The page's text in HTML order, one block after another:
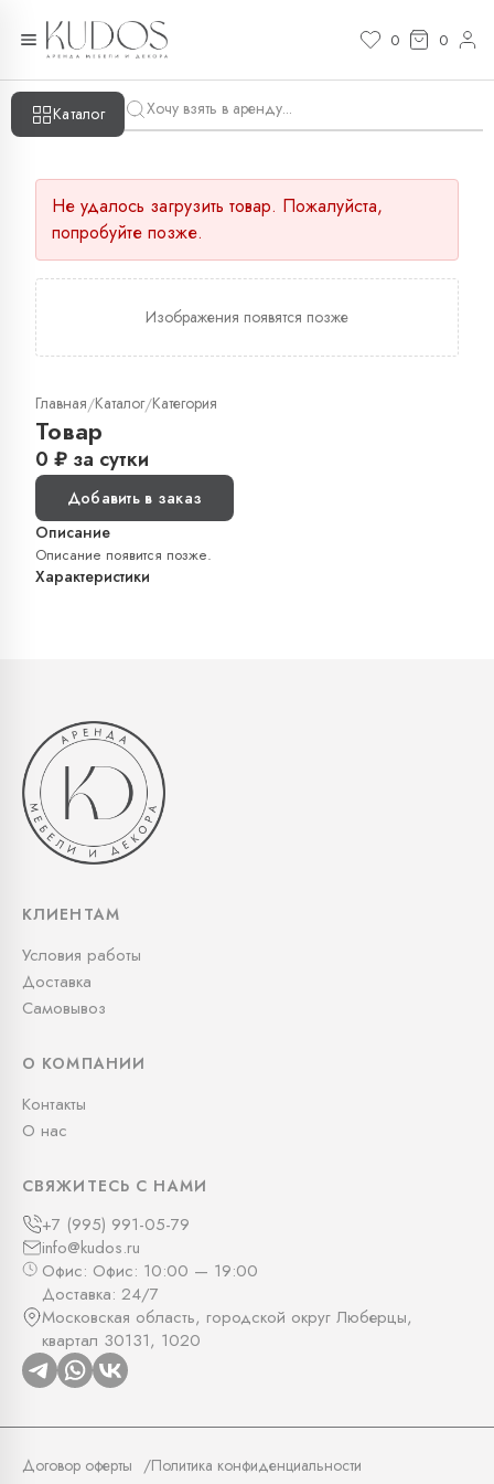
0 0
Каталог
Не удалось загрузить товар. Пожалуйста,
попробуйте позже.
Изображения появятся позже
Главная/Каталог/Категория
Товар
0 ₽ за сутки
Добавить в заказ
Описание
Описание появится позже.
Характеристики
КЛИЕНТАМ
Условия работы
Доставка
Самовывоз
О КОМПАНИИ
Контакты
О нас
СВЯЖИТЕСЬ С НАМИ
+7 (995) 991-05-79
info@kudos.ru
Офис: Офис: 10:00 — 19:00
Доставка: 24/7
Московская область, городской округ Люберцы,
квартал 30131, 1020
Договор оферты Политика конфиденциальности